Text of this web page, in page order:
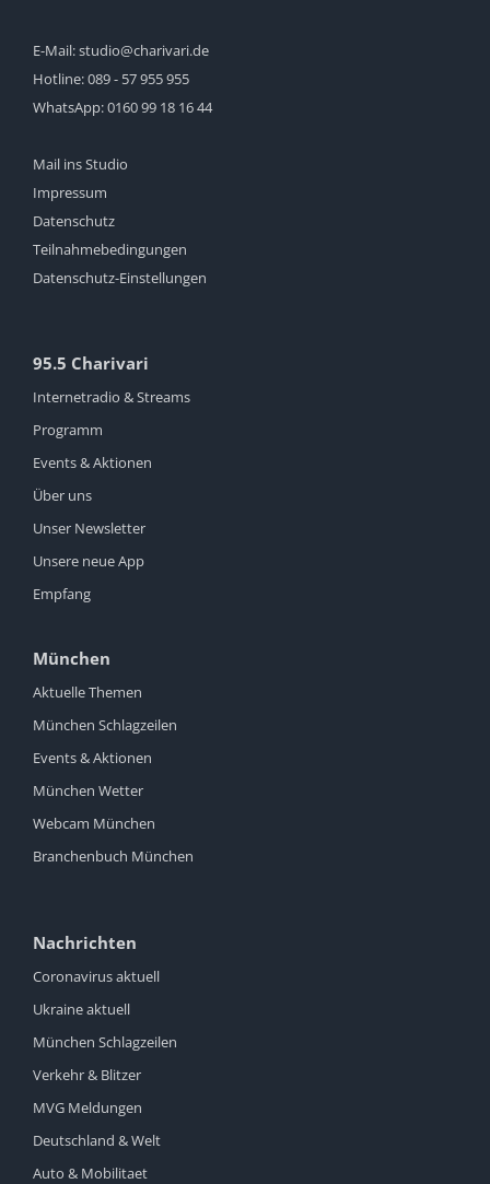
E-Mail:studio@charivari.de
Hotline:089 - 57 955 955
WhatsApp:0160 99 18 16 44
Mail ins Studio
Impressum
Datenschutz
Teilnahmebedingungen
Datenschutz-Einstellungen
95.5 Charivari
Internetradio & Streams
Programm
Events & Aktionen
Über uns
Unser Newsletter
Unsere neue App
Empfang
München
Aktuelle Themen
München Schlagzeilen
Events & Aktionen
München Wetter
Webcam München
Branchenbuch München
Nachrichten
Coronavirus aktuell
Ukraine aktuell
München Schlagzeilen
Verkehr & Blitzer
MVG Meldungen
Deutschland & Welt
Auto & Mobilitaet